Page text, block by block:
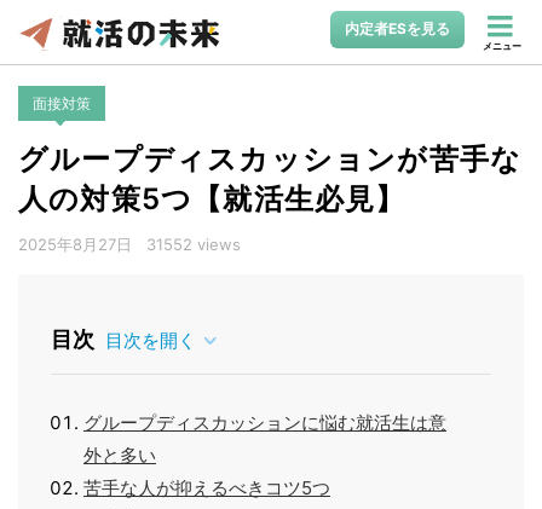
内定者ESを見る
メニュー
面接対策
グループディスカッションが苦手な
人の対策5つ【就活生必見】
2025年8月27日 31552 views
目次 目次を開く
グループディスカッションに悩む就活生は意
外と多い
苦手な人が抑えるべきコツ5つ